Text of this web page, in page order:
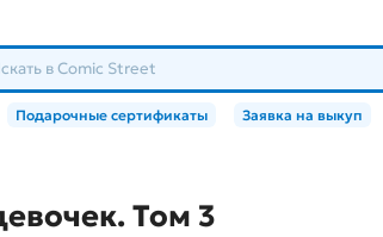
Подарочные сертификаты Заявка на выкуп
Том 3